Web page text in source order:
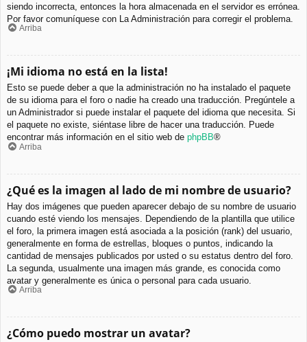
siendo incorrecta, entonces la hora almacenada en el servidor es errónea.
Por favor comuníquese con La Administración para corregir el problema.
Arriba
¡Mi idioma no está en la lista!
Esto se puede deber a que la administración no ha instalado el paquete
de su idioma para el foro o nadie ha creado una traducción. Pregúntele a
un Administrador si puede instalar el paquete del idioma que necesita. Si
el paquete no existe, siéntase libre de hacer una traducción. Puede
encontrar más información en el sitio web de phpBB®
Arriba
¿Qué es la imagen al lado de mi nombre de usuario?
Hay dos imágenes que pueden aparecer debajo de su nombre de usuario
cuando esté viendo los mensajes. Dependiendo de la plantilla que utilice
el foro, la primera imagen está asociada a la posición (rank) del usuario,
generalmente en forma de estrellas, bloques o puntos, indicando la
cantidad de mensajes publicados por usted o su estatus dentro del foro.
La segunda, usualmente una imagen más grande, es conocida como
avatar y generalmente es única o personal para cada usuario.
Arriba
¿Cómo puedo mostrar un avatar?